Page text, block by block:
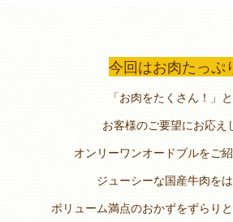
今回はお肉たっぷ
「お肉をたくさん！」
お客様のご要望にお応え
オンリーワンオードブルをご紹
ジューシーな国産牛肉をは
ボリューム満点のおかずをずらりと